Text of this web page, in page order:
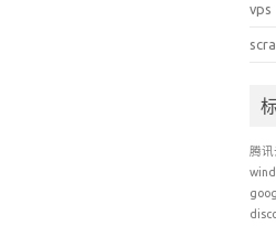
vps
腾